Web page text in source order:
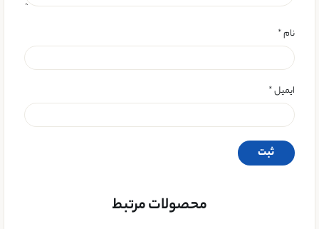
نام*
ایمیل*
محصولات مرتبط